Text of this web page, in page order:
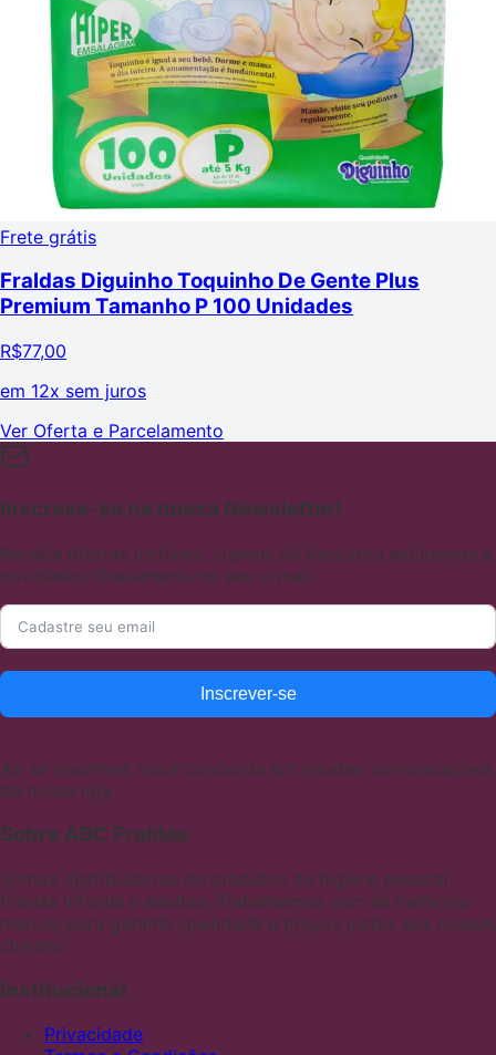
Frete grátis
Fraldas Diguinho Toquinho De Gente Plus
Premium Tamanho P 100 Unidades
R$77,00
em 12x sem juros
Ver Oferta e Parcelamento
Inscreva-se na nossa Newsletter!
Receba ofertas incríveis, cupons de desconto exclusivos e
novidades diretamente no seu e-mail.
Inscrever-se
Ao se inscrever, você concorda em receber comunicações
de nossa loja.
Sobre ABC Fraldas
Somos distribuidores de produtos de higiene pessoal,
fraldas infantis e adultas. Trabalhamos com as melhores
marcas para garantir qualidade e preços justos aos nossos
clientes
Institucional
Privacidade